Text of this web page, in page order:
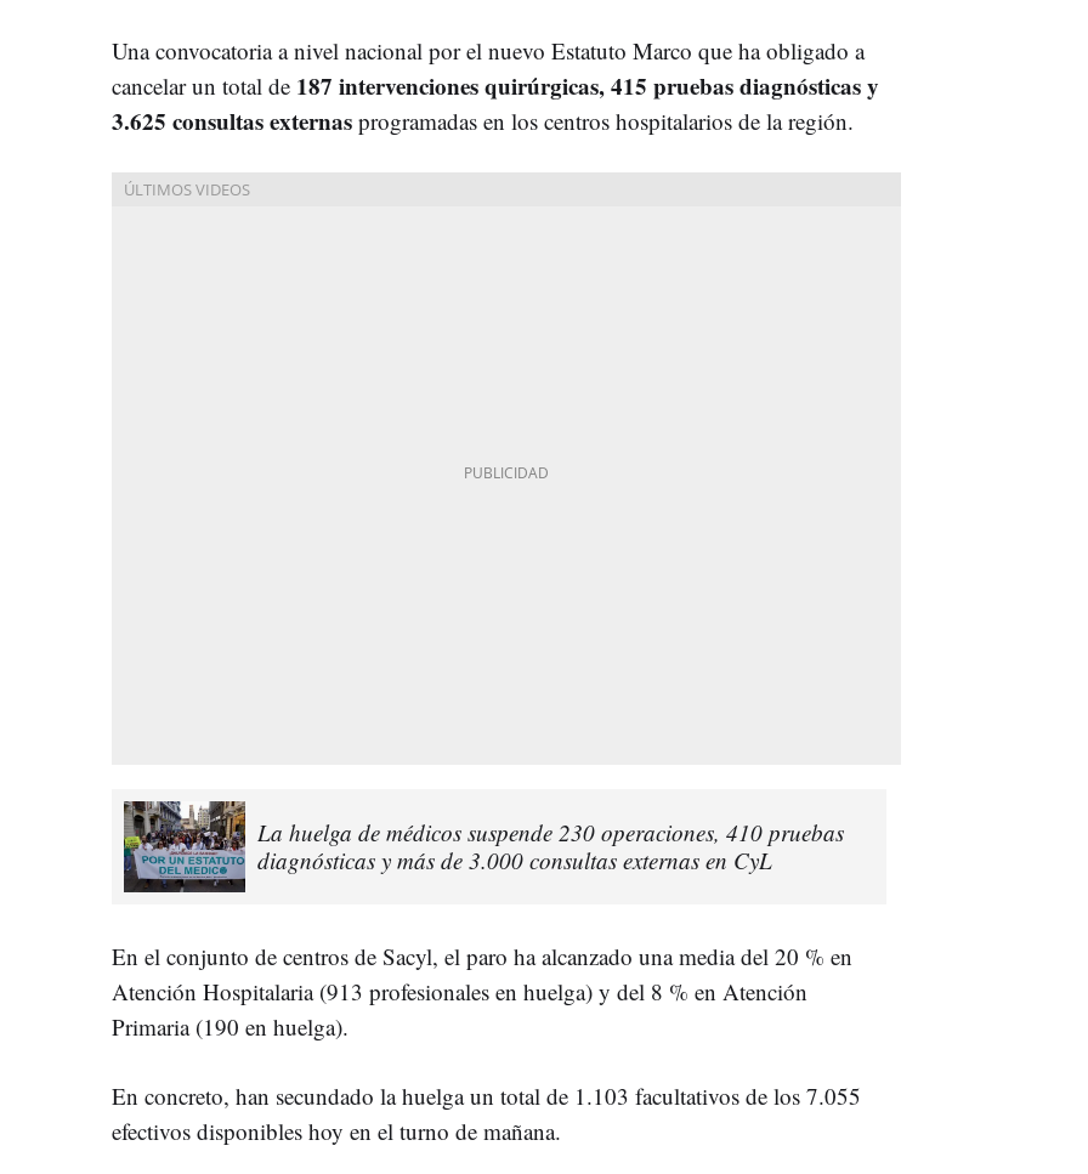
Una convocatoria a nivel nacional por el nuevo Estatuto Marco que ha obligado a
cancelar un total de 187 intervenciones quirúrgicas, 415 pruebas diagnósticas y
3.625 consultas externas programadas en los centros hospitalarios de la región.
La huelga de médicos suspende 230 operaciones, 410 pruebas
diagnósticas y más de 3.000 consultas externas en CyL
En el conjunto de centros de Sacyl, el paro ha alcanzado una media del 20 % en
Atención Hospitalaria (913 profesionales en huelga) y del 8 % en Atención
Primaria (190 en huelga).
En concreto, han secundado la huelga un total de 1.103 facultativos de los 7.055
efectivos disponibles hoy en el turno de mañana.